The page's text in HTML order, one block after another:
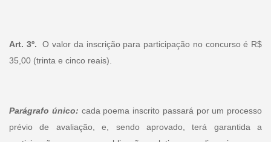
Art. 3º. O valor da inscrição para participação no concurso é R$
35,00 (trinta e cinco reais).
Parágrafo único: cada poema inscrito passará por um processo
prévio de avaliação, e, sendo aprovado, terá garantida a